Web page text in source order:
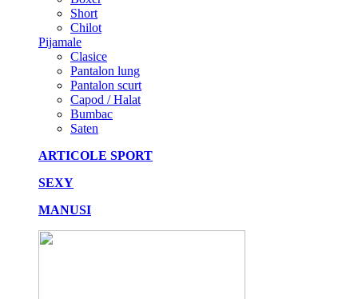
Short
Chilot
Pijamale
Clasice
Pantalon lung
Pantalon scurt
Capod / Halat
Bumbac
Saten
ARTICOLE SPORT
SEXY
MANUSI